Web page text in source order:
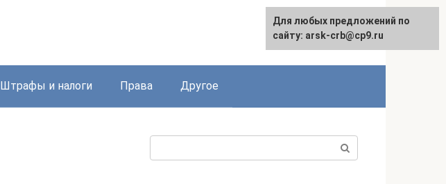
Штрафы и налоги Права Другое
Для любых предложений по
сайту: arsk-crb@cp9.ru